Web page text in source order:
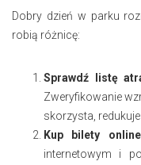
Dobry dzień w parku
robią różnicę:
Sprawdź listę
Zweryfikowanie
skorzysta,
Kup bilety online
internetowym i